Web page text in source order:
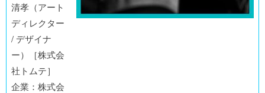
清孝（アート
ディレクター
/ デザイナ
ー）［株式会
社トムテ］
企業：株式会